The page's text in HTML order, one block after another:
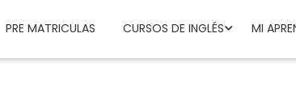
PRE MATRICULAS CURSOS DE INGLÉS MI